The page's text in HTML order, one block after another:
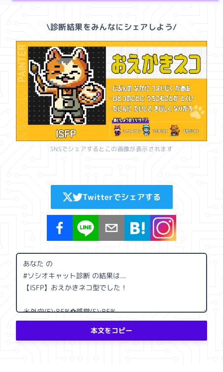
\診断結果をみんなにシェアしよう/
SNSでシェアするとこの画像が表示されます
Twitterでシェアする
本文をコピー